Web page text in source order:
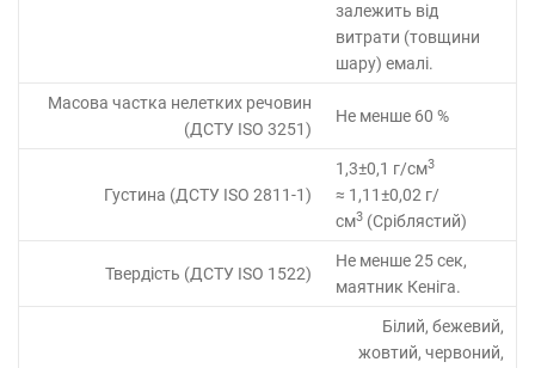
залежить від
витрати (товщини
шару) емалі.
Масова частка нелетких речовин
(ДСТУ ISO 3251)
Не менше 60 %
Густина (ДСТУ ISO 2811-1)
1,3±0,1 г/см3
≈ 1,11±0,02 г/
см3 (Сріблястий)
Твердість (ДСТУ ISO 1522)
Не менше 25 сек,
маятник Кеніга.
Білий, бежевий,
жовтий, червоний,